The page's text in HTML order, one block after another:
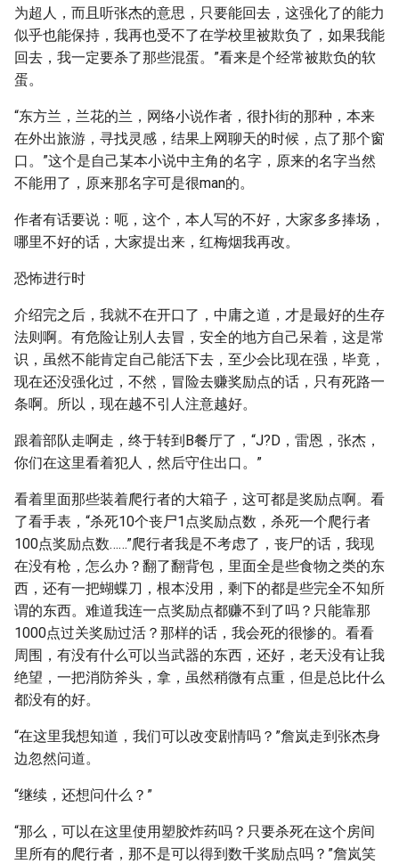
为超人，而且听张杰的意思，只要能回去，这强化了的能力
似乎也能保持，我再也受不了在学校里被欺负了，如果我能
回去，我一定要杀了那些混蛋。”看来是个经常被欺负的软
蛋。
“东方兰，兰花的兰，网络小说作者，很扑街的那种，本来
在外出旅游，寻找灵感，结果上网聊天的时候，点了那个窗
口。”这个是自己某本小说中主角的名字，原来的名字当然
不能用了，原来那名字可是很man的。
作者有话要说：呃，这个，本人写的不好，大家多多捧场，
哪里不好的话，大家提出来，红梅烟我再改。
恐怖进行时
介绍完之后，我就不在开口了，中庸之道，才是最好的生存
法则啊。有危险让别人去冒，安全的地方自己呆着，这是常
识，虽然不能肯定自己能活下去，至少会比现在强，毕竟，
现在还没强化过，不然，冒险去赚奖励点的话，只有死路一
条啊。所以，现在越不引人注意越好。
跟着部队走啊走，终于转到B餐厅了，“J?D，雷恩，张杰，
你们在这里看着犯人，然后守住出口。”
看着里面那些装着爬行者的大箱子，这可都是奖励点啊。看
了看手表，“杀死10个丧尸1点奖励点数，杀死一个爬行者
100点奖励点数……”爬行者我是不考虑了，丧尸的话，我现
在没有枪，怎么办？翻了翻背包，里面全是些食物之类的东
西，还有一把蝴蝶刀，根本没用，剩下的都是些完全不知所
谓的东西。难道我连一点奖励点都赚不到了吗？只能靠那
1000点过关奖励过活？那样的话，我会死的很惨的。看看
周围，有没有什么可以当武器的东西，还好，老天没有让我
绝望，一把消防斧头，拿，虽然稍微有点重，但是总比什么
都没有的好。
“在这里我想知道，我们可以改变剧情吗？”詹岚走到张杰身
边忽然问道。
“继续，还想问什么？”
“那么，可以在这里使用塑胶炸药吗？只要杀死在这个房间
里所有的爬行者，那不是可以得到数千奖励点吗？”詹岚笑